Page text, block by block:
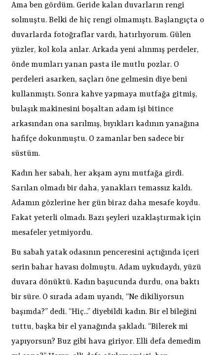
Ama ben gördüm. Geride kalan duvarların rengi
solmuştu. Belki de hiç rengi olmamıştı. Başlangıçta o
duvarlarda fotoğraflar vardı, hatırlıyorum. Gülen
yüzler, kol kola anlar. Arkada yeni alınmış perdeler,
önde mumları yanan pasta ile mutlu pozlar. O
perdeleri asarken, saçları öne gelmesin diye beni
kullanmıştı. Sonra kahve yapmaya mutfağa gitmiş,
bulaşık makinesini boşaltan adam işi bitince
arkasından ona sarılmış, bıyıkları kadının yanağına
hafifçe dokunmuştu. O zamanlar ben sadece bir
süstüm.
Kadın her sabah, her akşam aynı mutfağa girdi.
Sarılan olmadı bir daha, yanakları temassız kaldı.
Adamın gözlerine her gün biraz daha mesafe koydu.
Fakat yeterli olmadı. Bazı şeyleri uzaklaştırmak için
mesafeler yetmiyordu.
Bu sabah yatak odasının penceresini açtığında içeri
serin bahar havası dolmuştu. Adam uykudaydı, yüzü
duvara dönüktü. Kadın başucunda durdu, ona baktı
bir süre. O sırada adam uyandı, “Ne dikiliyorsun
başımda?” dedi. “Hiç...” diyebildi kadın. Bir el bileğini
tuttu, başka bir el yanağında şakladı. “Bilerek mi
yapıyorsun? Buz gibi hava giriyor. Elli defa demedim